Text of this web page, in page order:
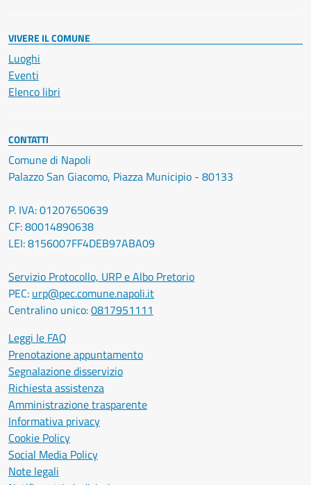
VIVERE IL COMUNE
Luoghi
Eventi
Elenco libri
CONTATTI
Comune di Napoli
Palazzo San Giacomo, Piazza Municipio - 80133
P. IVA: 01207650639
CF: 80014890638
LEI: 8156007FF4DEB97ABA09
Servizio Protocollo, URP e Albo Pretorio
PEC: urp@pec.comune.napoli.it
Centralino unico:0817951111
Leggi le FAQ
Prenotazione appuntamento
Segnalazione disservizio
Richiesta assistenza
Amministrazione trasparente
Informativa privacy
Cookie Policy
Social Media Policy
Note legali